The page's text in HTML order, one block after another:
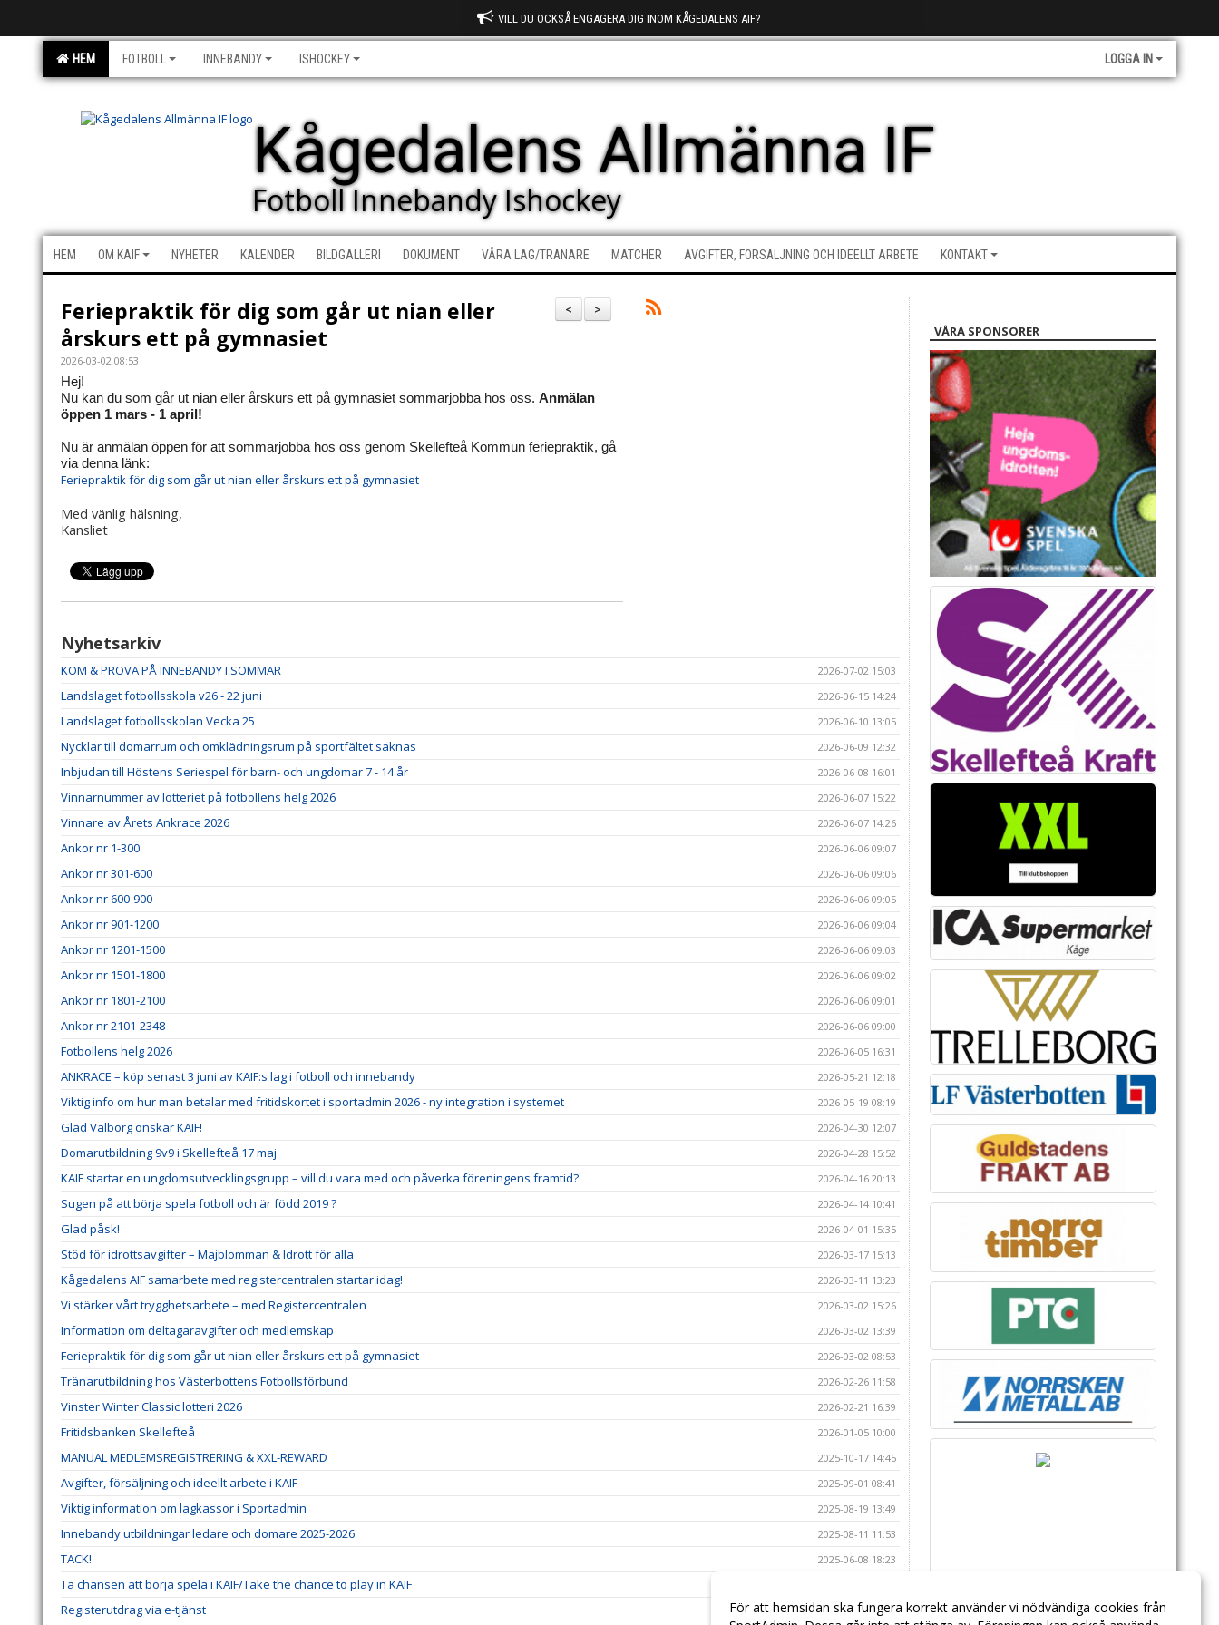
VILL DU OCKSÅ ENGAGERA DIG INOM KÅGEDALENS AIF?
HEM FOTBOLL INNEBANDY ISHOCKEY LOGGA IN
Kågedalens Allmänna IF
Fotboll Innebandy Ishockey
HEM OM KAIF NYHETER KALENDER BILDGALLERI DOKUMENT VÅRA LAG/TRÄNARE MATCHER AVGIFTER, FÖRSÄLJNING OCH IDEELLT ARBETE KONTAKT
>
<
Feriepraktik för dig som går ut nian eller
årskurs ett på gymnasiet
2026-03-02 08:53
Hej!
Nu kan du som går ut nian eller årskurs ett på gymnasiet sommarjobba hos oss. Anmälan
öppen 1 mars - 1 april!
Nu är anmälan öppen för att sommarjobba hos oss genom Skellefteå Kommun feriepraktik, gå
via denna länk:
Feriepraktik för dig som går ut nian eller årskurs ett på gymnasiet
Med vänlig hälsning,
Kansliet
Nyhetsarkiv
KOM & PROVA PÅ INNEBANDY I SOMMAR 2026-07-02 15:03
Landslaget fotbollsskola v26 - 22 juni 2026-06-15 14:24
Landslaget fotbollsskolan Vecka 25 2026-06-10 13:05
Nycklar till domarrum och omklädningsrum på sportfältet saknas 2026-06-09 12:32
Inbjudan till Höstens Seriespel för barn- och ungdomar 7 - 14 år 2026-06-08 16:01
Vinnarnummer av lotteriet på fotbollens helg 2026 2026-06-07 15:22
Vinnare av Årets Ankrace 2026 2026-06-07 14:26
Ankor nr 1-300 2026-06-06 09:07
Ankor nr 301-600 2026-06-06 09:06
Ankor nr 600-900 2026-06-06 09:05
Ankor nr 901-1200 2026-06-06 09:04
Ankor nr 1201-1500 2026-06-06 09:03
Ankor nr 1501-1800 2026-06-06 09:02
Ankor nr 1801-2100 2026-06-06 09:01
Ankor nr 2101-2348 2026-06-06 09:00
Fotbollens helg 2026 2026-06-05 16:31
ANKRACE – köp senast 3 juni av KAIF:s lag i fotboll och innebandy 2026-05-21 12:18
Viktig info om hur man betalar med fritidskortet i sportadmin 2026 - ny integration i systemet 2026-05-19 08:19
Glad Valborg önskar KAIF! 2026-04-30 12:07
Domarutbildning 9v9 i Skellefteå 17 maj 2026-04-28 15:52
KAIF startar en ungdomsutvecklingsgrupp – vill du vara med och påverka föreningens framtid? 2026-04-16 20:13
Sugen på att börja spela fotboll och är född 2019 ? 2026-04-14 10:41
Glad påsk! 2026-04-01 15:35
Stöd för idrottsavgifter – Majblomman & Idrott för alla 2026-03-17 15:13
Kågedalens AIF samarbete med registercentralen startar idag! 2026-03-11 13:23
Vi stärker vårt trygghetsarbete – med Registercentralen 2026-03-02 15:26
Information om deltagaravgifter och medlemskap 2026-03-02 13:39
Feriepraktik för dig som går ut nian eller årskurs ett på gymnasiet 2026-03-02 08:53
Tränarutbildning hos Västerbottens Fotbollsförbund 2026-02-26 11:58
Vinster Winter Classic lotteri 2026 2026-02-21 16:39
Fritidsbanken Skellefteå 2026-01-05 10:00
MANUAL MEDLEMSREGISTRERING & XXL-REWARD 2025-10-17 14:45
Avgifter, försäljning och ideellt arbete i KAIF 2025-09-01 08:41
Viktig information om lagkassor i Sportadmin 2025-08-19 13:49
Innebandy utbildningar ledare och domare 2025-2026 2025-08-11 11:53
TACK! 2025-06-08 18:23
Ta chansen att börja spela i KAIF/Take the chance to play in KAIF
Registerutdrag via e-tjänst 2024-08-16 11:50
VÅRA SPONSORER
För att hemsidan ska fungera korrekt använder vi nödvändiga cookies från